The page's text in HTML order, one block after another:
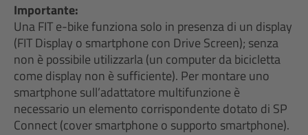
Importante:
Una FIT e-bike funziona solo in presenza di un display
(FIT Display o smartphone con Drive Screen); senza
non è possibile utilizzarla (un computer da bicicletta
come display non è sufficiente). Per montare uno
smartphone sull’adattatore multifunzione è
necessario un elemento corrispondente dotato di SP
Connect (cover smartphone o supporto smartphone).